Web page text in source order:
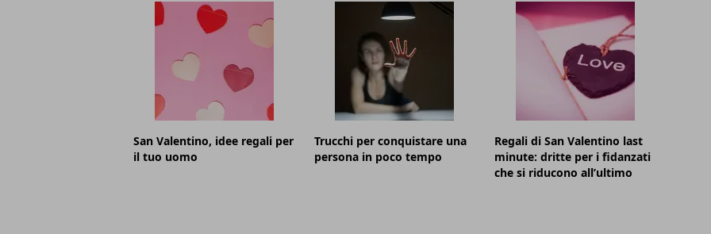
San Valentino, idee regali per
il tuo uomo
Trucchi per conquistare una
persona in poco tempo
Regali di San Valentino last
minute: dritte per i fidanzati
che si riducono all’ultimo